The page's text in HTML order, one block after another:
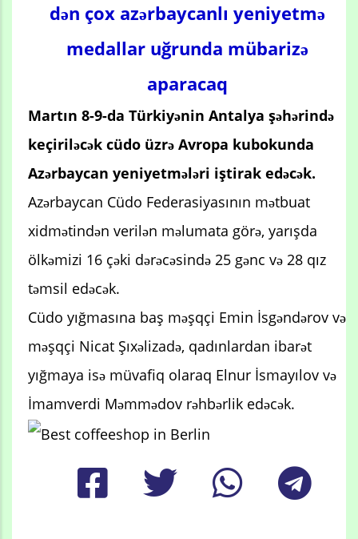
dən çox azərbaycanlı yeniyetmə
medallar uğrunda mübarizə
aparacaq
Martın 8-9-da Türkiyənin Antalya şəhərində
keçiriləcək cüdo üzrə Avropa kubokunda
Azərbaycan yeniyetmələri iştirak edəcək.
Azərbaycan Cüdo Federasiyasının mətbuat
xidmətindən verilən məlumata görə, yarışda
ölkəmizi 16 çəki dərəcəsində 25 gənc və 28 qız
təmsil edəcək.
Cüdo yığmasına baş məşqçi Emin İsgəndərov və
məşqçi Nicat Şıxəlizadə, qadınlardan ibarət
yığmaya isə müvafiq olaraq Elnur İsmayılov və
İmamverdi Məmmədov rəhbərlik edəcək.